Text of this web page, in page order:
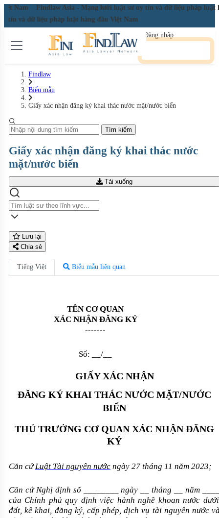
Nam Findlaw Asia - Mạng lưới luật sư uy tín và dữ liệu pháp luật
tín và dữ liệu pháp luật hàng đầu Việt Nam
Đăng nhập
Findlaw
Biểu mẫu
Giấy xác nhận đăng ký khai thác nước mặt/nước biển
Tìm kiếm
Giấy xác nhận đăng ký khai thác nước
mặt/nước biển
Tải xuống
Lưu lại
Chia sẻ
Tiếng Việt Biểu mẫu liên quan
TÊN CƠ QUAN
XÁC NHẬN ĐĂNG KÝ
-------
Số: /
GIẤY XÁC NHẬN
ĐĂNG KÝ KHAI THÁC NƯỚC MẶT/NƯỚC
BIỂN
THỦ TRƯỞNG CƠ QUAN XÁC NHẬN ĐĂNG
KÝ
Căn cứLuật Tài nguyên nước ngày 27 tháng 11 năm 2023;
Căn cứ Nghị định số ngày __tháng năm
của Chính phủ quy định việc hành nghề khoan nước dưới
đất, kê khai, đăng ký, cấp phép, dịch vụ tài nguyên nước